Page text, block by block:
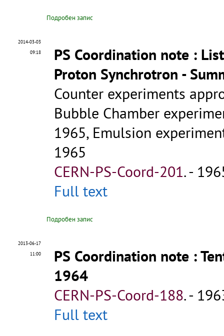
Подробен запис
2014-03-03
09:18
PS Coordination note :
Proton Synchrotron -
Counter experiments
Bubble Chamber
1965, Emulsion
1965
CERN-PS-Coord-201.-
Full text
Подробен запис
2013-06-17
11:00
PS Coordination note :
1964
CERN-PS-Coord-188.-
Full text